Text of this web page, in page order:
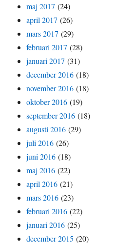
maj 2017 (24)
april 2017 (26)
mars 2017 (29)
februari 2017 (28)
januari 2017 (31)
december 2016 (18)
november 2016 (18)
oktober 2016 (19)
september 2016 (18)
augusti 2016 (29)
juli 2016 (26)
juni 2016 (18)
maj 2016 (22)
april 2016 (21)
mars 2016 (23)
februari 2016 (22)
januari 2016 (25)
december 2015 (20)